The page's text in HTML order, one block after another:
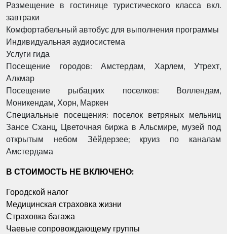
Размещение в гостинице туристического класса вкл.
завтраки
Комфортабельный автобус для выполнения программы
Индивидуальная аудиосистема
Услуги гида
Посещение городов: Амстердам, Харлем, Утрехт,
Алкмар
Посещение рыбацких поселков: Воллендам,
Моникендам, Хорн, Маркен
Специальные посещения: поселок ветряных мельниц
Зансе Сханц, Цветочная биржа в Альсмире, музей под
открытым небом Зёйдерзее; круиз по каналам
Амстердама
В СТОИМОСТЬ НЕ ВКЛЮЧЕНО:
Городской налог
Медицинская страховка жизни
Страховка багажа
Чаевые сопровождающему группы